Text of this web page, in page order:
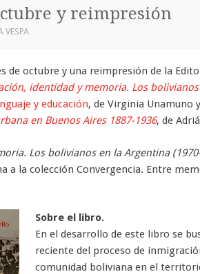
y reimpresión
VESPA
de octubre y una reimpresión de la
identidad y memoria. Los
y educación, de Virginia Unamuno y
en Buenos Aires 1887-1936, de
Los bolivianos en la Argentina
a la colección Convergencia. Entre
Sobre el libro.
En el desarrollo de este libro se
reciente del proceso de
comunidad boliviana en el